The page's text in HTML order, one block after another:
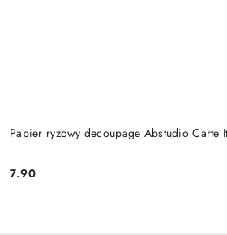
Papier ryżowy decoupage Abstudio Carte
Cena:
7.90